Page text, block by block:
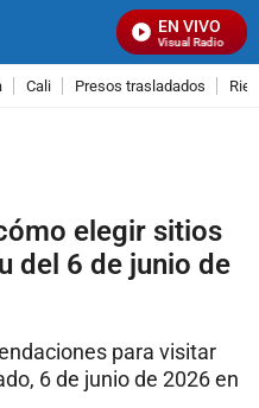
EN VIVO
Señal Visual Radio
Cali Presos trasladados
elegir sitios
del 6 de junio de
para visitar
6 de junio de 2026 en